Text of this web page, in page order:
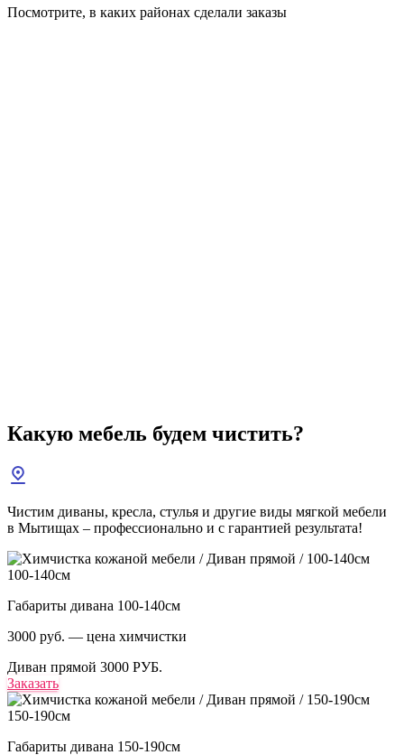
Посмотрите, в каких районах сделали заказы
Какую мебель будем чистить?
Чистим диваны, кресла, стулья и другие виды мягкой мебели
в Мытищах – профессионально и с гарантией результата!
100-140см
Габариты дивана 100-140см
3000 руб. — цена химчистки
Диван прямой 3000 РУБ.
Заказать
150-190см
Габариты дивана 150-190см